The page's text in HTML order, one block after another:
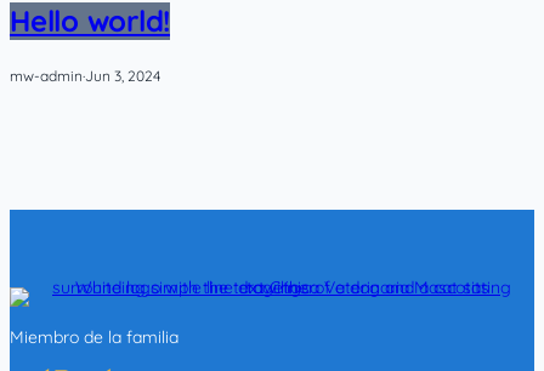
Hello world!
mw-admin·Jun 3, 2024
Miembro de la familia